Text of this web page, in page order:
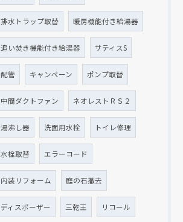
排水トラップ取替 暖房機能付き給湯器
追い焚き機能付き給湯器 サティスS
配管 キャンペーン ポンプ取替
中間ダクトファン ネオレストＲＳ２
湯沸し器 洗面用水栓 トイレ修理
水栓取替 エラーコード
内装リフォーム 庭の石撤去
ディスポーザー 三乾王 リコール